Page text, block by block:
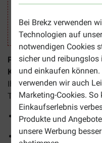
Bei Brekz verwenden
Technologien auf
notwendigen Cookies
sicher und reibungslos
und einkaufen
verwenden wir auch
Marketing-Cookies. So
Einkaufserlebnis
Produkte und
unsere Werbung
Plaqtiv+ Dental Wipes
Katzesind praktische
Ihres Hundes oder Ihrer
Tücher.
Einfach in der
Reinigt die Zähne Ihres